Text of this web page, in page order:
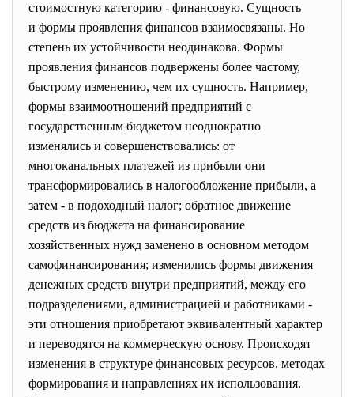
стоимостную категорию - финансовую. Сущность
и формы проявления финансов взаимосвязаны. Но
степень их устойчивости неодинакова. Формы
проявления финансов подвержены более частому,
быстрому изменению, чем их сущность. Например,
формы взаимоотношений предприятий с
государственным бюджетом неоднократно
изменялись и совершенствовались: от
многоканальных платежей из прибыли они
трансформировались в налогообложение прибыли, а
затем - в подоходный налог; обратное движение
средств из бюджета на финансирование
хозяйственных нужд заменено в основном методом
самофинансирования; изменились формы движения
денежных средств внутри предприятий, между его
подразделениями, администрацией и работниками -
эти отношения приобретают эквивалентный характер
и переводятся на коммерческую основу. Происходят
изменения в структуре финансовых ресурсов, методах
формирования и направлениях их использования.